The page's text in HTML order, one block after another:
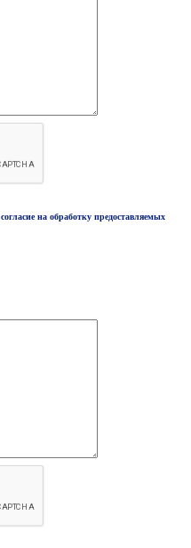
согласие на обработку предоставляемых